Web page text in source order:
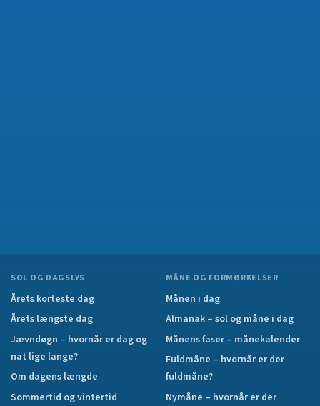
SOL OG DAGSLYS
Årets korteste dag
Årets længste dag
Jævndøgn – hvornår er dag og
nat lige lange?
Om dagens længde
Sommertid og vintertid
MÅNE OG FORMØRKELSER
Månen i dag
Almanak – sol og måne i dag
Månens faser – månekalender
Fuldmåne – hvornår er der
fuldmåne?
Nymåne – hvornår er der